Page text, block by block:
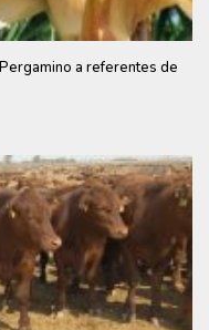
a referentes de